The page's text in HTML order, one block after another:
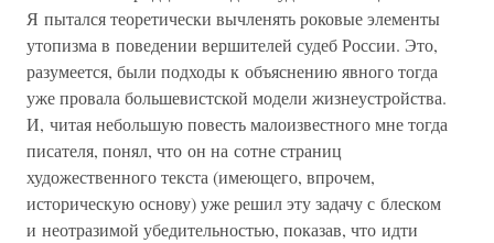
Я пытался теоретически вычленять роковые элементы
утопизма в поведении вершителей судеб России. Это,
разумеется, были подходы к объяснению явного тогда
уже провала большевистской модели жизнеустройства.
И, читая небольшую повесть малоизвестного мне тогда
писателя, понял, что он на сотне страниц
художественного текста (имеющего, впрочем,
историческую основу) уже решил эту задачу с блеском
и неотразимой убедительностью, показав, что идти